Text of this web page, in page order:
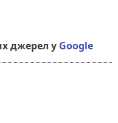
джерел у Google